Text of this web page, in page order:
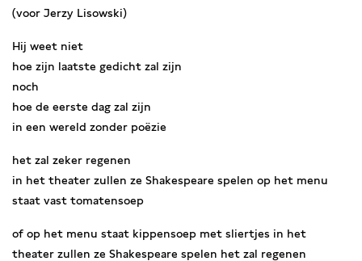
(voor Jerzy Lisowski)
Hij weet niet
hoe zijn laatste gedicht zal zijn
noch
hoe de eerste dag zal zijn
in een wereld zonder poëzie
het zal zeker regenen
in het theater zullen ze Shakespeare spelen op het menu
staat vast tomatensoep
of op het menu staat kippensoep met sliertjes in het
theater zullen ze Shakespeare spelen het zal regenen